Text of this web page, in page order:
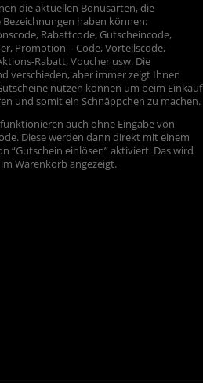
die aktuellen Bonusarten, die
haben können:
Rabattcode, Gutscheincode,
Promotion – Code, Vorteilscode,
Rabatt, Voucher usw. Die
verschieden, aber immer zeigt Ihnen
nutzen können um beim Einkauf
und somit ein Schnäppchen zu machen.
auch ohne Eingabe von
Diese werden dann direkt mit einem
“Gutschein einlösen” aktiviert. Das wird
Warenkorb angezeigt.